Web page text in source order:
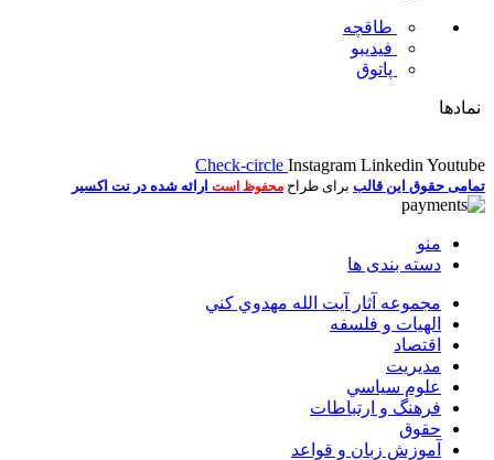
طاقچه
فیدیبو
پاتوق
نمادها
Check-circle Instagram Linkedin Youtube
تمامی حقوق این قالب برای طراح محفوظ است ارائه شده در نت اکسیر
منو
دسته بندی ها
مجموعه آثار آيت الله مهدوي كني
الهیات و فلسفه
اقتصاد
مديريت
علوم سياسي
فرهنگ و ارتباطات
حقوق
آموزش زبان و قواعد